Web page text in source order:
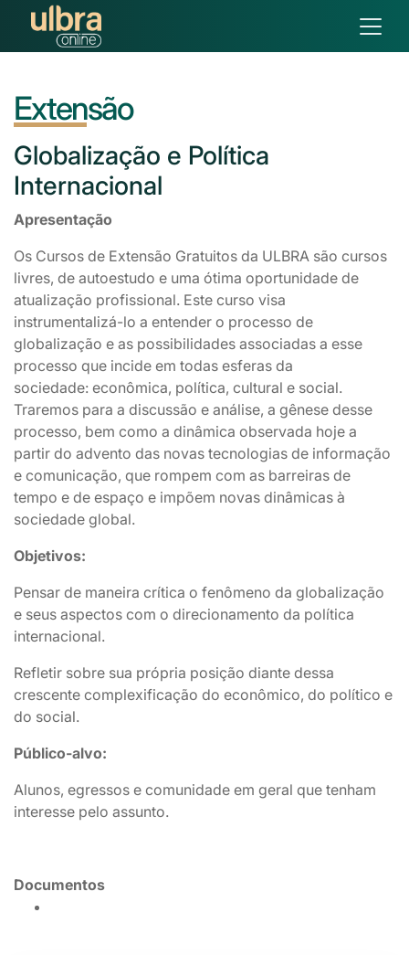
Extensão
Globalização e Política
Internacional
Apresentação
Os Cursos de Extensão Gratuitos da ULBRA são cursos
livres, de autoestudo e uma ótima oportunidade de
atualização profissional. Este curso visa
instrumentalizá-lo a entender o processo de
globalização e as possibilidades associadas a esse
processo que incide em todas esferas da
sociedade: econômica, política, cultural e social.
Traremos para a discussão e análise, a gênese desse
processo, bem como a dinâmica observada hoje a
partir do advento das novas tecnologias de informação
e comunicação, que rompem com as barreiras de
tempo e de espaço e impõem novas dinâmicas à
sociedade global.
Objetivos:
Pensar de maneira crítica o fenômeno da globalização
e seus aspectos com o direcionamento da política
internacional.
Refletir sobre sua própria posição diante dessa
crescente complexificação do econômico, do político e
do social.
Público-alvo:
Alunos, egressos e comunidade em geral que tenham
interesse pelo assunto.
Documentos